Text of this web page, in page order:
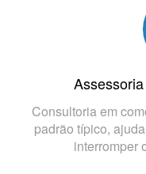
Consultoria em
padrão típico,
interromper